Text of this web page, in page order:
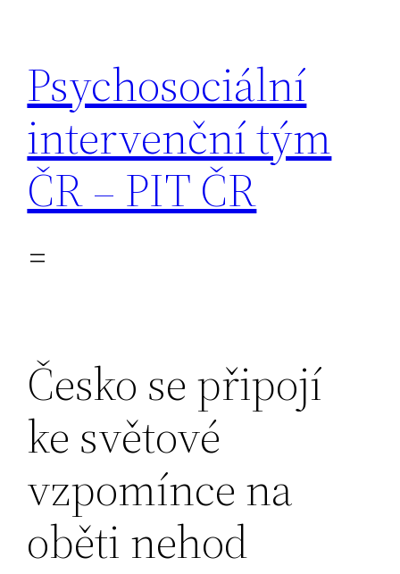
obsah
Psychosociální
intervenční tým
ČR – PIT ČR
Česko se připojí
ke světové
vzpomínce na
oběti nehod